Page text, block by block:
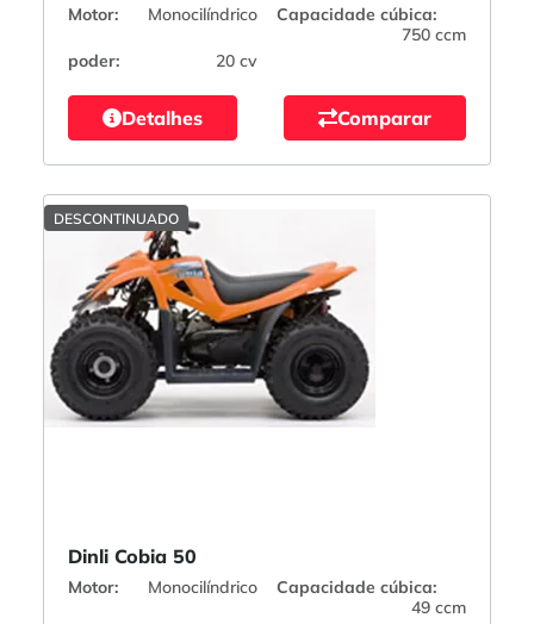
Motor: Monocilíndrico
Capacidade cúbica:
750 ccm
poder:
20 cv
Detalhes Comparar
DESCONTINUADO
Dinli Cobia 50
Motor: Monocilíndrico
Capacidade cúbica:
49 ccm